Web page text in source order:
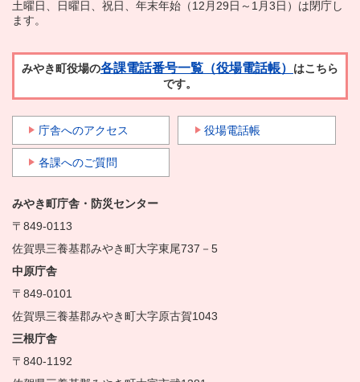
土曜日、日曜日、祝日、年末年始（12月29日～1月3日）は閉庁し
ます。
みやき町役場の各課電話番号一覧（役場電話帳） はこちら
です。
庁舎へのアクセス 役場電話帳
各課へのご質問
みやき町庁舎・防災センター
〒849-0113
佐賀県三養基郡みやき町大字東尾737－5
中原庁舎
〒849-0101
佐賀県三養基郡みやき町大字原古賀1043
三根庁舎
〒840-1192